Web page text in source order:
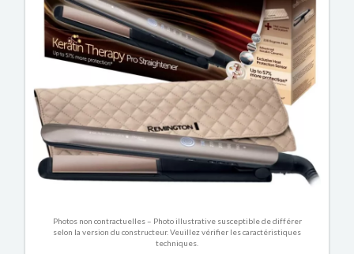
Photos non contractuelles – Photo illustrative susceptible de différer
selon la version du constructeur. Veuillez vérifier les caractéristiques
techniques.